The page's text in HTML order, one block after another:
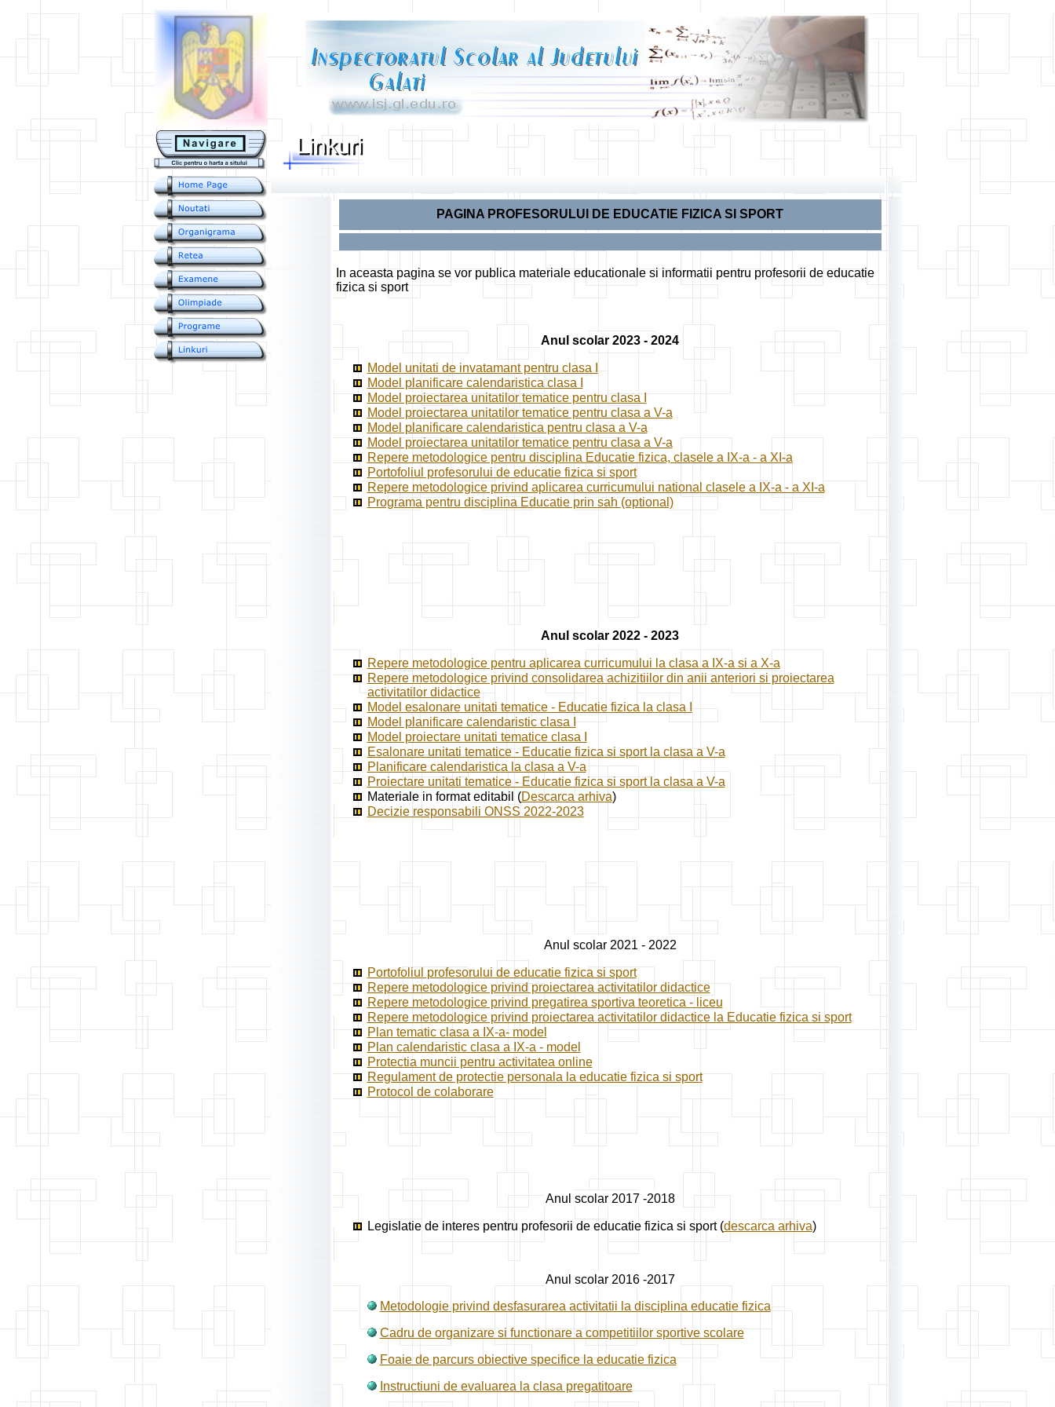
PAGINA PROFESORULUI DE EDUCATIE FIZICA SI SPORT
In aceasta pagina se vor publica materiale educationale si informatii pentru profesorii de educatie
fizica si sport
Anul scolar 2023 - 2024
Model unitati de invatamant pentru clasa I
Model planificare calendaristica clasa I
Model proiectarea unitatilor tematice pentru clasa I
Model proiectarea unitatilor tematice pentru clasa a V-a
Model planificare calendaristica pentru clasa a V-a
Model proiectarea unitatilor tematice pentru clasa a V-a
Repere metodologice pentru disciplina Educatie fizica, clasele a IX-a - a XI-a
Portofoliul profesorului de educatie fizica si sport
Repere metodologice privind aplicarea curricumului national clasele a IX-a - a XI-a
Programa pentru disciplina Educatie prin sah (optional)
Anul scolar 2022 - 2023
Repere metodologice pentru aplicarea curricumului la clasa a IX-a si a X-a
Repere metodologice privind consolidarea achizitiilor din anii anteriori si proiectarea
activitatilor didactice
Model esalonare unitati tematice - Educatie fizica la clasa I
Model planificare calendaristic clasa I
Model proiectare unitati tematice clasa I
Esalonare unitati tematice - Educatie fizica si sport la clasa a V-a
Planificare calendaristica la clasa a V-a
Proiectare unitati tematice - Educatie fizica si sport la clasa a V-a
Materiale in format editabil (Descarca arhiva)
Decizie responsabili ONSS 2022-2023
Anul scolar 2021 - 2022
Portofoliul profesorului de educatie fizica si sport
Repere metodologice privind proiectarea activitatilor didactice
Repere metodologice privind pregatirea sportiva teoretica - liceu
Repere metodologice privind proiectarea activitatilor didactice la Educatie fizica si sport
Plan tematic clasa a IX-a- model
Plan calendaristic clasa a IX-a - model
Protectia muncii pentru activitatea online
Regulament de protectie personala la educatie fizica si sport
Protocol de colaborare
Anul scolar 2017 -2018
Legislatie de interes pentru profesorii de educatie fizica si sport (descarca arhiva)
Anul scolar 2016 -2017
Metodologie privind desfasurarea activitatii la disciplina educatie fizica
Cadru de organizare si functionare a competitiilor sportive scolare
Foaie de parcurs obiective specifice la educatie fizica
Instructiuni de evaluarea la clasa pregatitoare